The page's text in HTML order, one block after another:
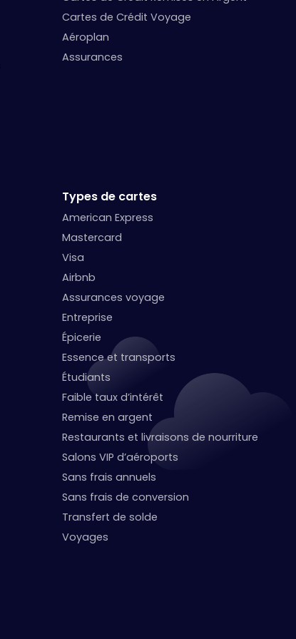
Cartes de Crédit Voyage
Aéroplan
Assurances
Types de cartes
American Express
Mastercard
Visa
Airbnb
Assurances voyage
Entreprise
Épicerie
Essence et transports
Étudiants
Faible taux d’intérêt
Remise en argent
Restaurants et livraisons de nourriture
Salons VIP d’aéroports
Sans frais annuels
Sans frais de conversion
Transfert de solde
Voyages